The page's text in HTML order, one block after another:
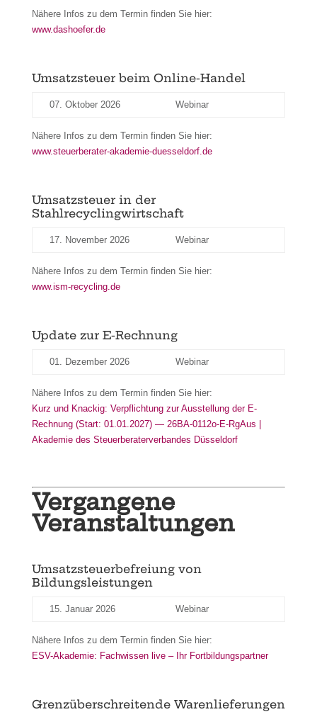
Nähere Infos zu dem Termin finden Sie hier:
www.dashoefer.de
Umsatzsteuer beim Online-Handel
07. Oktober 2026 Webinar
Nähere Infos zu dem Termin finden Sie hier:
www.steuerberater-akademie-duesseldorf.de
Umsatzsteuer in der
Stahlrecyclingwirtschaft
17. November 2026 Webinar
Nähere Infos zu dem Termin finden Sie hier:
www.ism-recycling.de
Update zur E-Rechnung
01. Dezember 2026 Webinar
Nähere Infos zu dem Termin finden Sie hier:
Kurz und Knackig: Verpflichtung zur Ausstellung der E-
Rechnung (Start: 01.01.2027) — 26BA-0112o-E-RgAus |
Akademie des Steuerberaterverbandes Düsseldorf
Vergangene
Veranstaltungen
Umsatzsteuerbefreiung von
Bildungsleistungen
15. Januar 2026 Webinar
Nähere Infos zu dem Termin finden Sie hier:
ESV-Akademie: Fachwissen live – Ihr Fortbildungspartner
Grenzüberschreitende Warenlieferungen